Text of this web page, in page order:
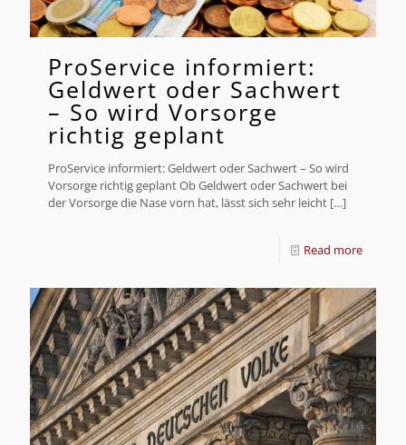
ProService informiert:
Geldwert oder Sachwert
– So wird Vorsorge
richtig geplant
ProService informiert: Geldwert oder Sachwert – So wird
Vorsorge richtig geplant Ob Geldwert oder Sachwert bei
der Vorsorge die Nase vorn hat, lässt sich sehr leicht […]
Read more